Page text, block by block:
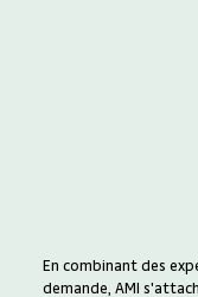
En combinant des
demande, AMI